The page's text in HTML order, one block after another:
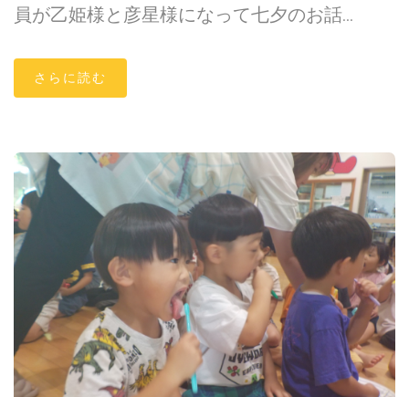
員が乙姫様と彦星様になって七夕のお話...
さらに読む